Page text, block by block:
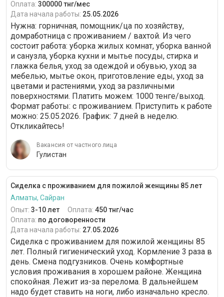
Оплата: 300000 тнг/мес
Дата начала работы: 25.05.2026
Нужна: горничная, помощник/ца по хозяйству,
домработница с проживанием / вахтой. Из чего
состоит работа: уборка жилых комнат, уборка ванной
и санузла, уборка кухни и мытье посуды, стирка и
глажка белья, уход за одеждой и обувью, уход за
мебелью, мытье окон, приготовление еды, уход за
цветами и растениями, уход за различными
поверхностями. Платить можем: 1000 тенге/выход.
Формат работы: c проживанием. Приступить к работе
можно: 25.05.2026. График: 7 дней в неделю.
Откликайтесь!
Вакансия от частного лица
Гулистан
Сиделка с проживанием для пожилой женщины 85 лет
Алматы, Сайран
Опыт: 3-10 лет Оплата: 450 тнг/час
Оплата: по договоренности
Дата начала работы: 27.05.2026
Сиделка с проживанием для пожилой женщины 85
лет. Полный гигиенический уход. Кормление 3 раза в
день. Смена подгузников. Очень комфортные
условия проживания в хорошем районе. Женщина
спокойная. Лежит из-за перелома. В дальнейшем
надо будет ставить на ноги, либо изначально кресло.